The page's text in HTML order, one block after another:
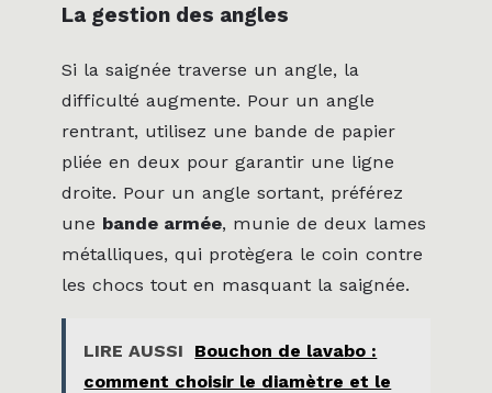
La gestion des angles
Si la saignée traverse un angle, la
difficulté augmente. Pour un angle
rentrant, utilisez une bande de papier
pliée en deux pour garantir une ligne
droite. Pour un angle sortant, préférez
une bande armée, munie de deux lames
métalliques, qui protègera le coin contre
les chocs tout en masquant la saignée.
LIRE AUSSI
Bouchon de lavabo :
comment choisir le diamètre et le